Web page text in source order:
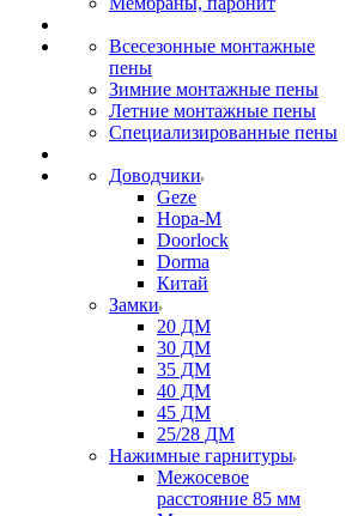
Всесезонные монтажные
пены
Зимние монтажные пены
Летние монтажные пены
Специализированные пены
Доводчики
Geze
Нора-М
Doorlock
Dorma
Китай
Замки
20 ДМ
30 ДМ
35 ДМ
40 ДМ
45 ДМ
25/28 ДМ
Нажимные гарнитуры
Межосевое
расстояние 85 мм